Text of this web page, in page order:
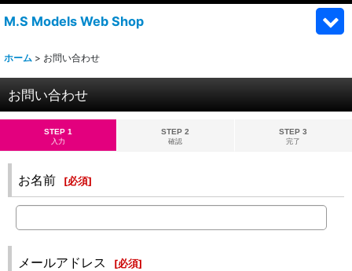
M.S Models Web Shop
ホーム > お問い合わせ
お問い合わせ
STEP 1
入力
STEP 2
確認
STEP 3
完了
お名前 [必須]
メールアドレス [必須]